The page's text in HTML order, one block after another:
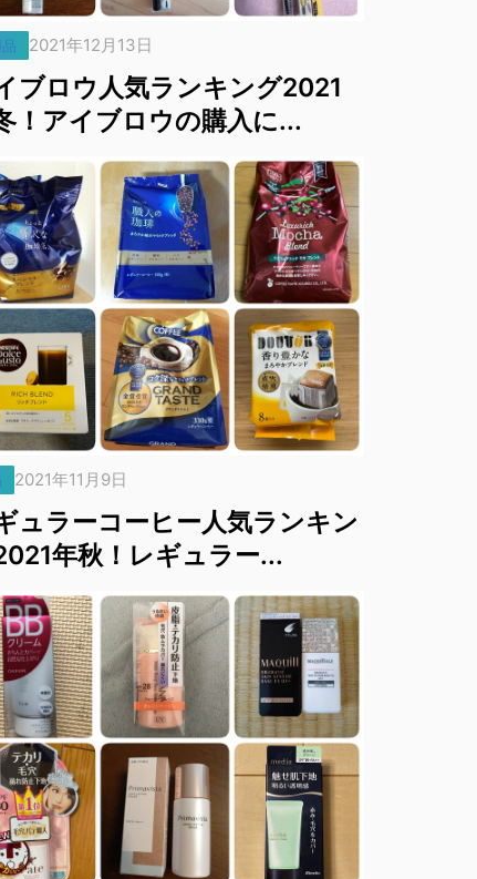
2021年12月13日
ブロウ人気ランキング2021
！アイブロウの購入に...
2021年11月9日
ュラーコーヒー人気ランキン
年秋！レギュラー...